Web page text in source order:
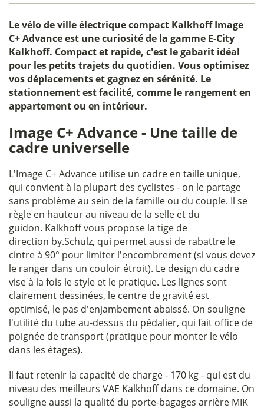
Levélo de ville électrique compact Kalkhoff Image
C+ Advanceest une curiosité de la gamme E-City
Kalkhoff. Compact et rapide, c'est le gabarit idéal
pour les petits trajets du quotidien. Vous optimisez
vos déplacements et gagnez en sérénité. Le
stationnement est facilité, comme le rangement en
appartement ou en intérieur.
Image C+ Advance - Une taille de
cadre universelle
L'Image C+ Advance utilise un cadre en taille unique,
qui convient à la plupart des cyclistes - on le partage
sans problème au sein de la famille ou du couple. Il se
règle en hauteur au niveau de la selle et du
guidon. Kalkhoff vous propose la tige de
direction by.Schulz, qui permet aussi de rabattre le
cintre à 90° pour limiter l'encombrement (si vous devez
le ranger dans un couloir étroit). Le design du cadre
vise à la fois le style et le pratique. Les lignes sont
clairement dessinées, le centre de gravité est
optimisé, le pas d'enjambement abaissé. On souligne
l'utilité du tube au-dessus du pédalier, qui fait office de
poignée de transport (pratique pour monter le vélo
dans les étages).
Il faut retenir la capacité de charge - 170 kg - qui est du
niveau des meilleurs VAE Kalkhoff dans ce domaine. On
souligne aussi la qualité du porte-bagages arrière MIK